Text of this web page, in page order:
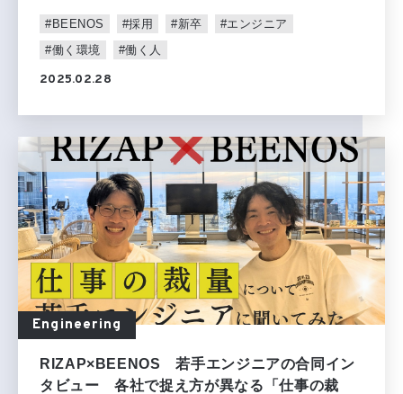
#BEENOS #採用 #新卒
#エンジニア
#働く環境
#働く人
2025.02.28
Engineering
RIZAP×BEENOS 若手エンジニアの合同イン
タビュー 各社で捉え方が異なる「仕事の裁